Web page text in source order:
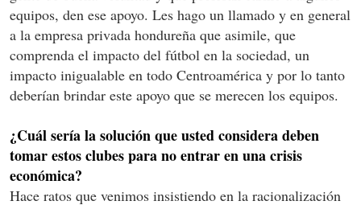
equipos, den ese apoyo. Les hago un llamado y en general
a la empresa privada hondureña que asimile, que
comprenda el impacto del fútbol en la sociedad, un
impacto inigualable en todo Centroamérica y por lo tanto
deberían brindar este apoyo que se merecen los equipos.
¿Cuál sería la solución que usted considera deben
tomar estos clubes para no entrar en una crisis
económica?
Hace ratos que venimos insistiendo en la racionalización